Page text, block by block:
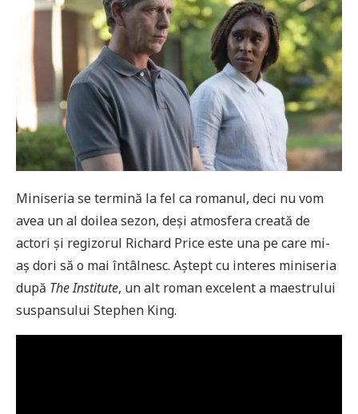
Miniseria se termină la fel ca romanul, deci nu vom
avea un al doilea sezon, deși atmosfera creată de
actori și regizorul Richard Price este una pe care mi-
aș dori să o mai întâlnesc. Aștept cu interes miniseria
după The Institute, un alt roman excelent a maestrului
suspansului Stephen King.